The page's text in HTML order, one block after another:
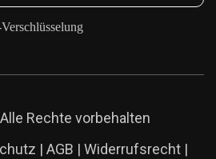
Rechte vorbehalten
| AGB | Widerrufsrecht |